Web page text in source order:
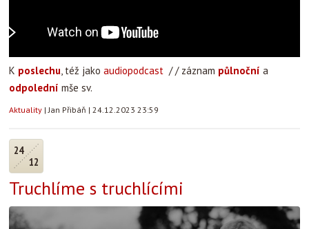
K poslechu, též jako audiopodcast / / záznam půlnoční a
odpolední mše sv.
Aktuality |Jan Přibáň | 24.12.2023 23:59
24
12
Truchlíme s truchlícími